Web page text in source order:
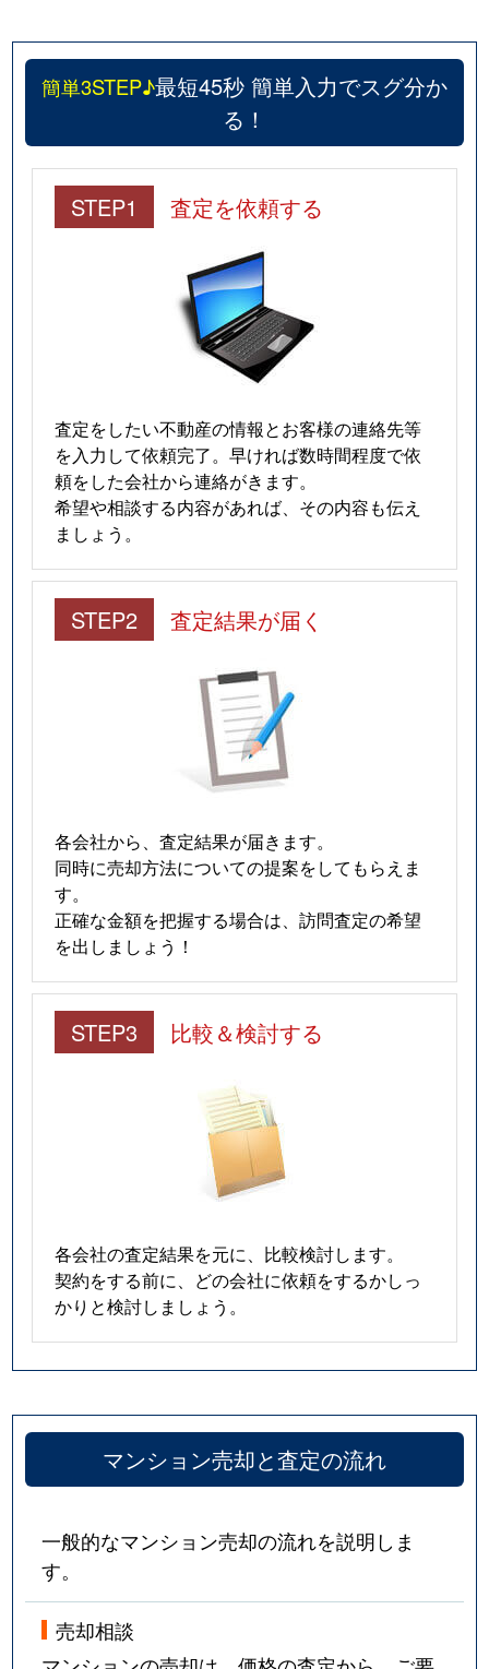
簡単3STEP♪最短45秒 簡単入力でスグ分か
る！
STEP1 査定を依頼する
査定をしたい不動産の情報とお客様の連絡先等
を入力して依頼完了。早ければ数時間程度で依
頼をした会社から連絡がきます。
希望や相談する内容があれば、その内容も伝え
ましょう。
STEP2 査定結果が届く
各会社から、査定結果が届きます。
同時に売却方法についての提案をしてもらえま
す。
正確な金額を把握する場合は、訪問査定の希望
を出しましょう！
STEP3 比較＆検討する
各会社の査定結果を元に、比較検討します。
契約をする前に、どの会社に依頼をするかしっ
かりと検討しましょう。
マンション売却と査定の流れ
一般的なマンション売却の流れを説明しま
す。
売却相談